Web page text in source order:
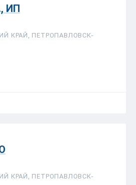
ИП
КРАЙ, ПЕТРОПАВЛОВСК-
КРАЙ, ПЕТРОПАВЛОВСК-